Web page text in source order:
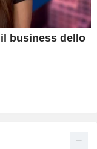
business dello